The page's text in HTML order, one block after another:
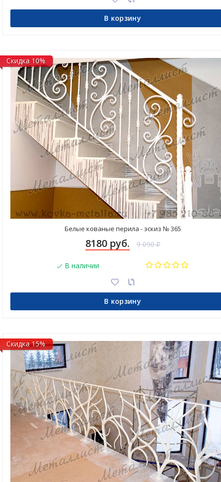
В корзину
Скидка 10%
Белые кованые перила - эскиз № 365
8180 руб. 9 090₽
В наличии
В корзину
Скидка 15%